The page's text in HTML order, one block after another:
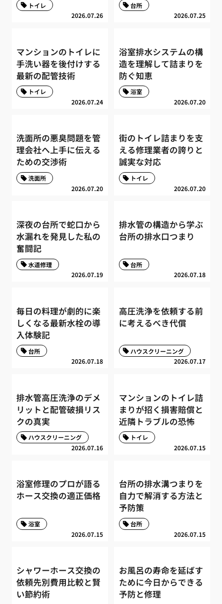
2026.07.26
トイレ
2026.07.25
台所
マンションのトイレに
手洗い器を後付けする
最新の配管技術
2026.07.24
トイレ
浴室排水システムの構
造を理解して詰まりを
防ぐ知恵
2026.07.20
浴室
洗面所の悪臭問題を管
理会社へ上手に伝える
ための交渉術
2026.07.20
洗面所
街のトイレ詰まりを支
える修理業者の誇りと
誠実な対応
2026.07.20
トイレ
深夜の台所で蛇口から
水漏れを発見した私の
奮闘記
2026.07.19
水道修理
排水管の構造から学ぶ
台所の排水口つまり
2026.07.18
台所
毎日の料理が劇的に楽
しくなる最新水栓の導
入体験記
2026.07.18
台所
高圧洗浄を依頼する前
に考えるべき代償
2026.07.17
ハウスクリーニング
排水管高圧洗浄のデメ
リットと配管破損リス
クの真実
2026.07.16
ハウスクリーニング
マンションのトイレ詰
まりが招く損害賠償と
近隣トラブルの恐怖
2026.07.15
トイレ
浴室修理のプロが語る
ホース交換の適正価格
2026.07.15
浴室
台所の排水溝つまりを
自力で解消する方法と
予防策
2026.07.15
台所
シャワーホース交換の
依頼先別費用比較と賢
い節約術
お風呂の寿命を延ばす
ために今日からできる
予防と修理